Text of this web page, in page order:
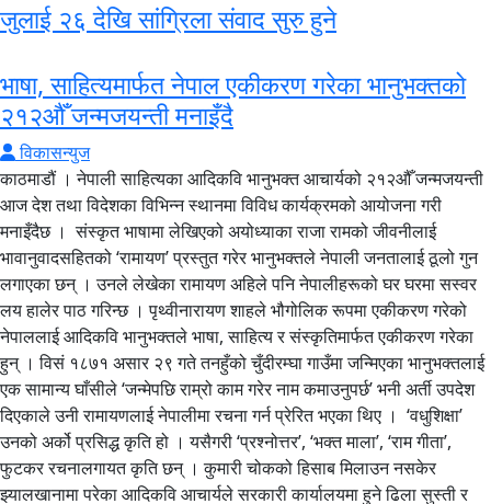
जुलाई २६ देखि सांग्रिला संवाद सुरु हुने
भाषा, साहित्यमार्फत नेपाल एकीकरण गरेका भानुभक्तको
२१२औँ जन्मजयन्ती मनाइँदै
विकासन्युज
काठमाडौं । नेपाली साहित्यका आदिकवि भानुभक्त आचार्यको २१२औँ जन्मजयन्ती
आज देश तथा विदेशका विभिन्न स्थानमा विविध कार्यक्रमको आयोजना गरी
मनाइँदैछ । संस्कृत भाषामा लेखिएको अयोध्याका राजा रामको जीवनीलाई
भावानुवादसहितको ‘रामायण’ प्रस्तुत गरेर भानुभक्तले नेपाली जनतालाई ठूलो गुन
लगाएका छन् । उनले लेखेका रामायण अहिले पनि नेपालीहरूको घर घरमा सस्वर
लय हालेर पाठ गरिन्छ । पृथ्वीनारायण शाहले भौगोलिक रूपमा एकीकरण गरेको
नेपाललाई आदिकवि भानुभक्तले भाषा, साहित्य र संस्कृतिमार्फत एकीकरण गरेका
हुन् । विसं १८७१ असार २९ गते तनहुँको चुँदीरम्घा गाउँमा जन्मिएका भानुभक्तलाई
एक सामान्य घाँसीले ‘जन्मेपछि राम्रो काम गरेर नाम कमाउनुपर्छ’ भनी अर्ती उपदेश
दिएकाले उनी रामायणलाई नेपालीमा रचना गर्न प्रेरित भएका थिए । ‘वधुशिक्षा’
उनको अर्को प्रसिद्ध कृति हो । यसैगरी ‘प्रश्नोत्तर’, ‘भक्त माला’, ‘राम गीता’,
फुटकर रचनालगायत कृति छन् । कुमारी चोकको हिसाब मिलाउन नसकेर
झ्यालखानामा परेका आदिकवि आचार्यले सरकारी कार्यालयमा हुने ढिला सुस्ती र